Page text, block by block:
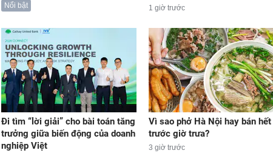
Nổi bật 1 giờ trước
Đi tìm “lời giải” cho bài toán tăng
trưởng giữa biến động của doanh
nghiệp Việt
Vì sao phở Hà Nội hay bán hết
trước giờ trưa?
3 giờ trước